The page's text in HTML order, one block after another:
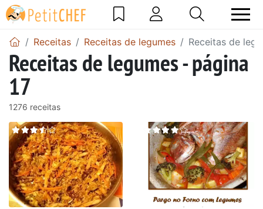
Receitas Receitas de legumes Receitas de
Receitas de legumes - página
17
1276 receitas